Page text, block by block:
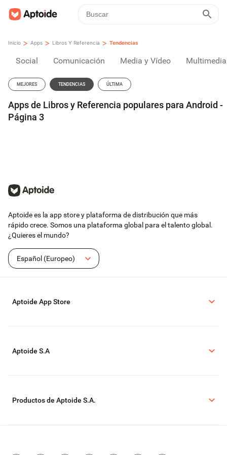
Inicio > Apps > Libros Y Referencia > Tendencias
Social Comunicación Media y Vídeo Multimedia
MEJORES TENDENCIAS ÚLTIMA
Apps de Libros y Referencia populares para Android -
Página 3
Aptoide es la app store y plataforma de distribución que más
rápido crece. Somos una plataforma global para el talento global.
¿Quieres el mundo?
Español (Europeo)
Aptoide App Store
Aptoide S.A
Productos de Aptoide S.A.